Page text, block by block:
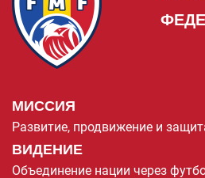
МИССИЯ
Развитие, продвижение и
ВИДЕНИЕ
Объединение нации через